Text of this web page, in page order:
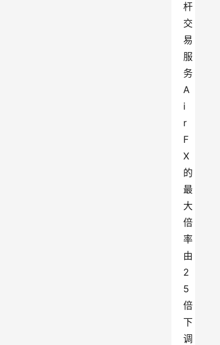
杆
交
易
服
务
A
i
r
F
X
的
最
大
倍
率
由
2
5
倍
下
调